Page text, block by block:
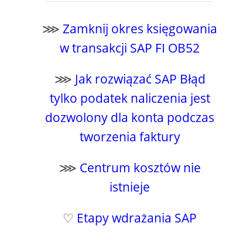
⋙Zamknij okres księgowania
w transakcji SAP FI OB52
⋙ Jak rozwiązać SAP Błąd
tylko podatek naliczenia jest
dozwolony dla konta podczas
tworzenia faktury
⋙ Centrum kosztów nie
istnieje
♡ Etapy wdrażania SAP